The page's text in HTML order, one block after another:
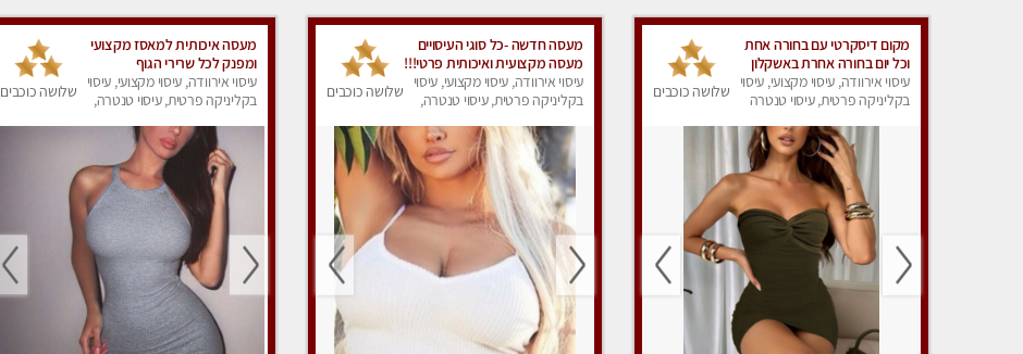
מקום דיסקרטי עם בחורה אחת
וכל יום בחורה אחרת באשקלון
מומלץ !!
עיסוי אירוודה, עיסוי מקצועי, עיסוי
בקליניקה פרטית, עיסוי טנטרה
שלושה כוכבים
מעסה חדשה -כל סוגי העיסויים
מעסה מקצועית ואיכותית פרטי!!!
מומלץ לחלוטין!!
עיסוי אירוודה, עיסוי מקצועי, עיסוי
בקליניקה פרטית, עיסוי טנטרה,
שלושה כוכבים
מעסה איכותית למאסז מקצועי
ומפנק לכל שרירי הגוף
עיסוי אירוודה, עיסוי מקצועי, עיסוי
בקליניקה פרטית, עיסוי טנטרה,
שלושה כוכבים